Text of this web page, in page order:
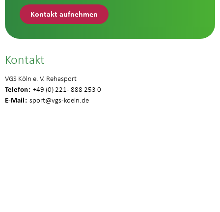
Kontakt aufnehmen
Kontakt
VGS Köln e. V. Rehasport
Telefon +49 (0) 221 - 888 253 0
E-Mail sport@vgs-koeln.de